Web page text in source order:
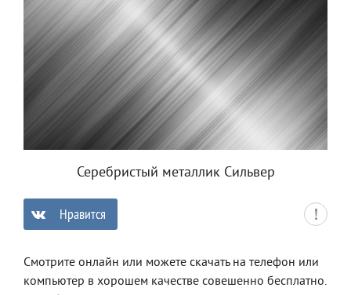
Серебристый металлик Сильвер
Нравится
Смотрите онлайн или можете скачать на телефон или
компьютер в хорошем качестве совешенно бесплатно.